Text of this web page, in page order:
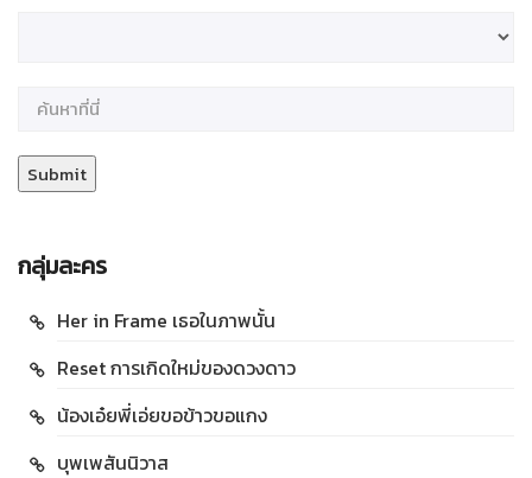
กลุ่มละคร
Her in Frame เธอในภาพนั้น
Reset การเกิดใหม่ของดวงดาว
น้องเอ๋ยพี่เอ่ยขอข้าวขอแกง
บุพเพสันนิวาส